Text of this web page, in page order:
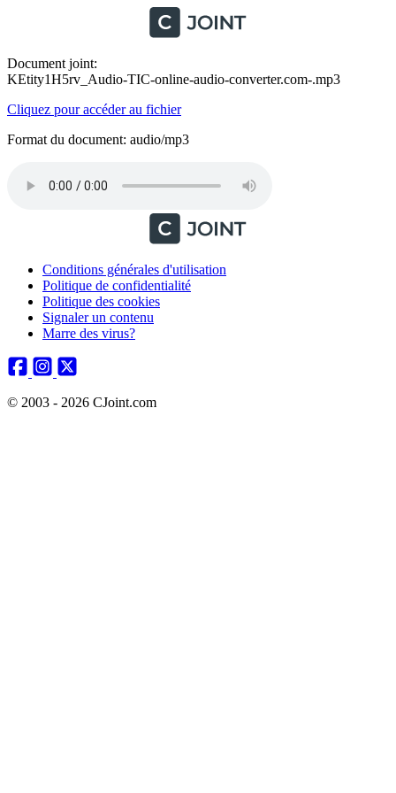
Document joint:
KEtity1H5rv_Audio-TIC-online-audio-converter.com-.mp3
Cliquez pour accéder au fichier
Format du document: audio/mp3
Conditions générales d'utilisation
Politique de confidentialité
Politique des cookies
Signaler un contenu
Marre des virus?
© 2003 - 2026 CJoint.com